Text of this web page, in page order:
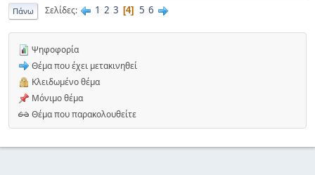
Πάνω Σελίδες 1 2 3 4 5 6
Ψηφοφορία
Θέμα που έχει μετακινηθεί
Κλειδωμένο θέμα
Μόνιμο θέμα
Θέμα που παρακολουθείτε